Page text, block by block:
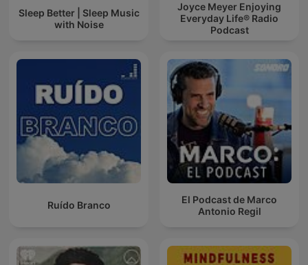
Sleep Better | Sleep Music
with Noise
Joyce Meyer Enjoying
Everyday Life® Radio
Podcast
Ruído Branco
El Podcast de Marco
Antonio Regil